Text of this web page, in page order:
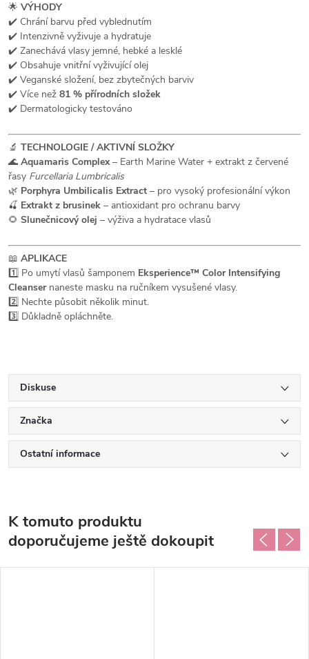
🌟 VÝHODY
✔️ Chrání barvu před vyblednutím
✔️ Intenzivně vyživuje a hydratuje
✔️ Zanechává vlasy jemné, hebké a lesklé
✔️ Obsahuje vnitřní vyživující olej
✔️ Veganské složení, bez zbytečných barviv
✔️ Více než 81 % přírodních složek
✔️ Dermatologicky testováno
🔬 TECHNOLOGIE / AKTIVNÍ SLOŽKY
🌊 Aquamaris Complex– Earth Marine Water + extrakt z červené
řasy Furcellaria Lumbricalis
🌿 Porphyra Umbilicalis Extract – pro vysoký profesionální výkon
🍒 Extrakt z brusinek – antioxidant pro ochranu barvy
🌻 Slunečnicový olej – výživa a hydratace vlasů
📖 APLIKACE
1️⃣ Po umytí vlasů šamponem Eksperience™ Color Intensifying
Cleansernaneste masku na ručníkem vysušené vlasy.
2️⃣ Nechte působit několik minut.
3️⃣ Důkladně opláchněte.
Diskuse
Značka
Ostatní informace
K tomuto produktu
doporučujeme ještě dokoupit